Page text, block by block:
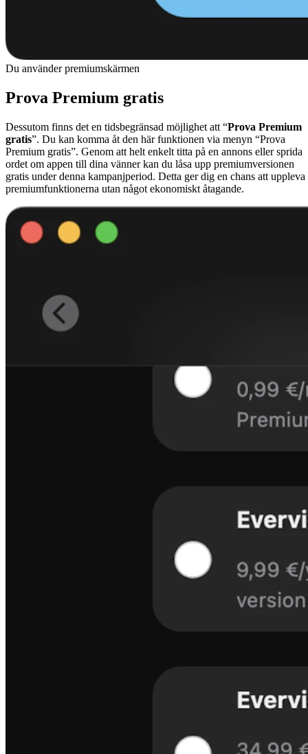
Du använder premiumskärmen
Prova Premium gratis
Dessutom finns det en tidsbegränsad möjlighet att “Prova Premium
gratis”. Du kan komma åt den här funktionen via menyn “Prova
Premium gratis”. Genom att helt enkelt titta på en annons eller sprida
ordet om appen till dina vänner kan du låsa upp premiumversionen
gratis under denna kampanjperiod. Detta ger dig en chans att uppleva
premiumfunktionerna utan något ekonomiskt åtagande.